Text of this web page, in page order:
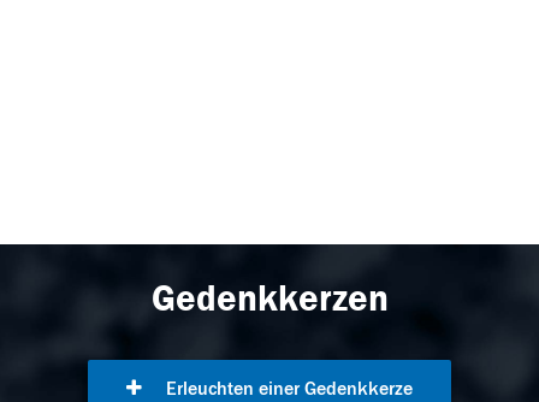
Gedenkkerzen
Erleuchten einer Gedenkkerze